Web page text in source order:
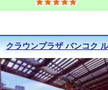
クラウンプラザ バンコク